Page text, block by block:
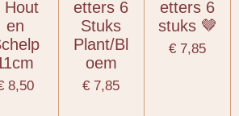
Hout
en
8,50
etters 6
Stuks
Plant/Bl
oem
€ 7,85
etters 6
stuks 🤎
€ 7,85